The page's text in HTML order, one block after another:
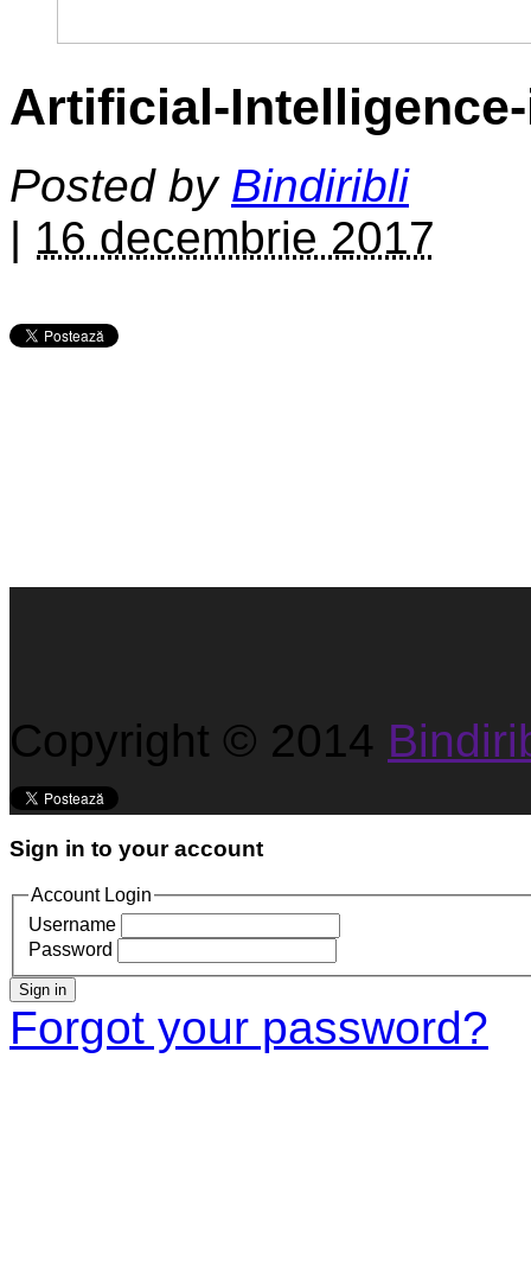
Artificial-
Posted by Bindiribli
| 16 decembrie 2017
Copyright © 2014
Sign in to your account
Account Login
Username
Password
Sign in
Forgot your password?